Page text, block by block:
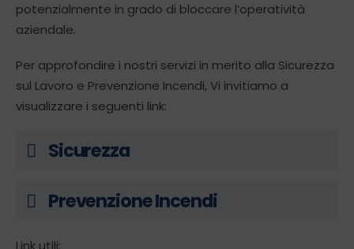
potenzialmente in grado di bloccare l’operatività
aziendale.
Per approfondire i nostri servizi in merito alla Sicurezza
sul Lavoro e Prevenzione Incendi, Vi invitiamo a
visualizzare i seguenti link:
Sicurezza
Prevenzione Incendi
Link utili: